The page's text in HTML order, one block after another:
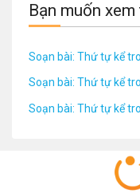
Bạn muốn
Soạn bài: Thứ tự kể
Soạn bài: Thứ tự kể
Soạn bài: Thứ tự kể